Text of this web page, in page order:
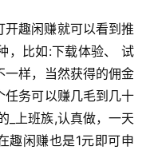
趣闲赚就可以看到推
，比如:下载体验、 试
一样，当然获得的佣金
任务可以赚几毛到几十
_上班族,认真做，一天
趣闲赚也是1元即可申